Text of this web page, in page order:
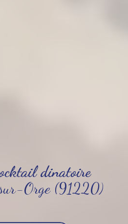
dinatoire
Orge (91220)